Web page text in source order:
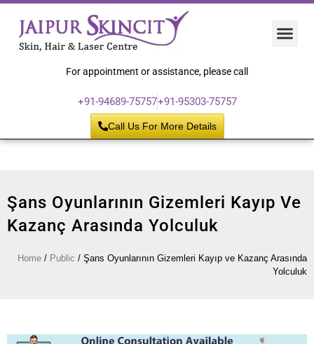
For appointment or assistance, please call
+91-94689-75757+91-95303-75757
Call Us For More Details
Şans Oyunlarının Gizemleri Kayıp Ve
Kazanç Arasında Yolculuk
Home / Public / Şans Oyunlarının Gizemleri Kayıp ve Kazanç Arasında
Yolculuk